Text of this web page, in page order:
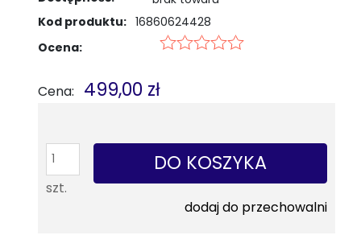
Kod produktu: 16860624428
Ocena:
Cena: 499,00 zł
szt.
DO KOSZYKA
dodaj do przechowalni